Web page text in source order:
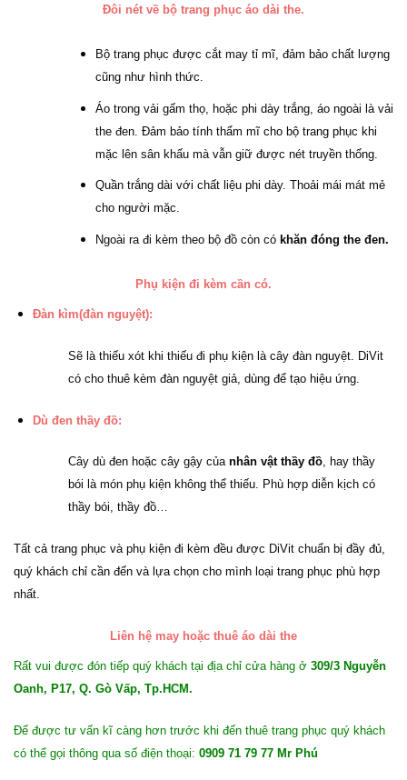
Đôi nét về bộ trang phục áo dài the.
Bộ trang phục được cắt may tỉ mĩ, đảm bảo chất lượng
cũng như hình thức.
Áo trong vải gấm thọ, hoặc phi dày trắng, áo ngoài là vải
the đen. Đảm bảo tính thẩm mĩ cho bộ trang phục khi
mặc lên sân khấu mà vẫn giữ được nét truyền thống.
Quần trắng dài với chất liệu phi dày. Thoải mái mát mẻ
cho người mặc.
Ngoài ra đi kèm theo bộ đồ còn có khăn đóng the đen.
Phụ kiện đi kèm cần có.
Đàn kìm(đàn nguyệt):
Sẽ là thiếu xót khi thiếu đi phụ kiện là cây đàn nguyệt. DiVit
có cho thuê kèm đàn nguyệt giả, dùng để tạo hiệu ứng.
Dù đen thầy đồ:
Cây dù đen hoặc cây gậy của nhân vật thầy đồ, hay thầy
bói là món phụ kiện không thể thiếu. Phù hợp diễn kịch có
thầy bói, thầy đồ…
Tất cả trang phục và phụ kiện đi kèm đều được DiVit chuẩn bị đầy đủ,
quý khách chỉ cần đến và lựa chọn cho mình loại trang phục phù hợp
nhất.
Liên hệ may hoặc thuê áo dài the
Rất vui được đón tiếp quý khách tại địa chỉ cửa hàng ở 309/3 Nguyễn
Oanh, P17, Q. Gò Vấp, Tp.HCM.
Để được tư vấn kĩ càng hơn trước khi đến thuê trang phục quý khách
có thể gọi thông qua số điện thoại: 0909 71 79 77 Mr Phú